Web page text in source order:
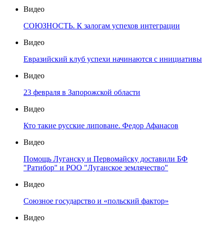
Видео
СОЮЗНОСТЬ. К залогам успехов интеграции
Видео
Евразийский клуб успехи начинаются с инициативы
Видео
23 февраля в Запорожской области
Видео
Кто такие русские липоване. Федор Афанасов
Видео
Помощь Луганску и Первомайску доставили БФ
"Ратибор" и РОО "Луганское землячество"
Видео
Союзное государство и «польский фактор»
Видео